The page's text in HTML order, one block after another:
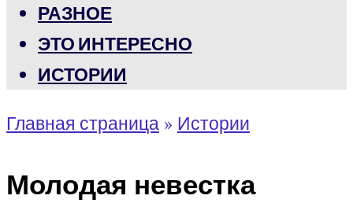
РАЗНОЕ
ЭТО ИНТЕРЕСНО
ИСТОРИИ
Главная страница » Истории
Молодая невестка